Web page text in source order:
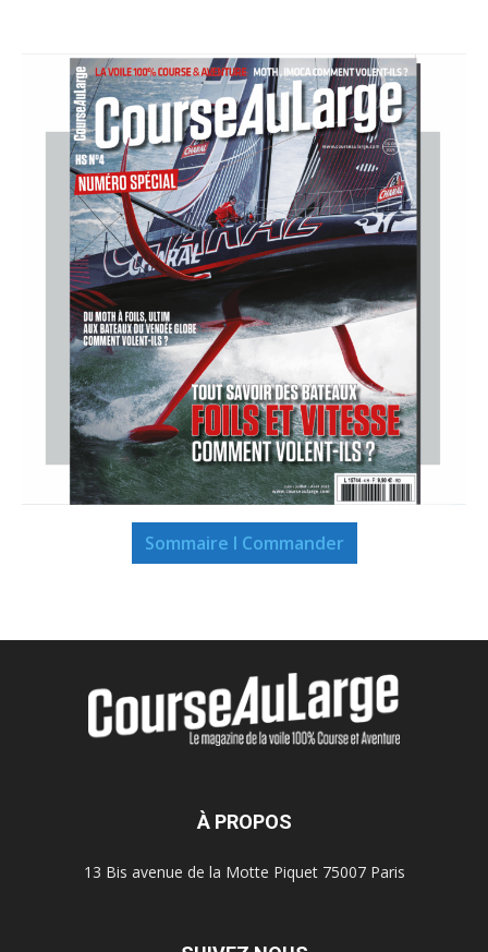
Sommaire I Commander
À PROPOS
13 Bis avenue de la Motte Piquet 75007 Paris